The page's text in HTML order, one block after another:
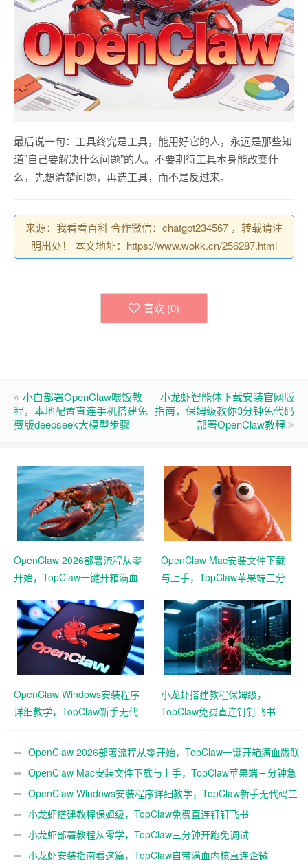
最后说一句：工具终究是工具，能用好它的人，永远是那些知
道”自己要解决什么问题”的人。不要期待工具本身能改变什
么，先想清楚问题，再选工具，而不是反过来。
来源：我看看百科 合作微信：chatgpt234567 ，转载请注
明出处！ 本文地址：https://www.wokk.cn/256287.html
喜欢 (0)
小白部署OpenClaw喂饭教
程，本地配置直连手机搭建免
费版deepseek大模型步骤
小龙虾智能体下载安装官网版
指南，保姆级教你3分钟免代码
部署OpenClaw教程
OpenClaw 2026部署流程从零
开始，TopClaw一键开箱满血
OpenClaw Mac安装文件下载
与上手，TopClaw苹果端三分
OpenClaw Windows安装程序
详细教学，TopClaw新手无代
小龙虾搭建教程保姆级，
TopClaw免费直连钉钉飞书
OpenClaw 2026部署流程从零开始，TopClaw一键开箱满血版联
动企微OpenClaw Mac安装文件下载与上手，TopClaw苹果端三分钟急
速本地起用
OpenClaw Windows安装程序详细教学，TopClaw新手无代码三
分钟搭好
小龙虾搭建教程保姆级，TopClaw免费直连钉钉飞书
小龙虾部署教程从零学，TopClaw三分钟开跑免调试
小龙虾安装指南看这篇，TopClaw自带满血内核直连企微